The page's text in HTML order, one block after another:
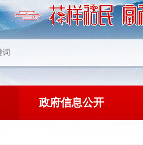
政府信息公开